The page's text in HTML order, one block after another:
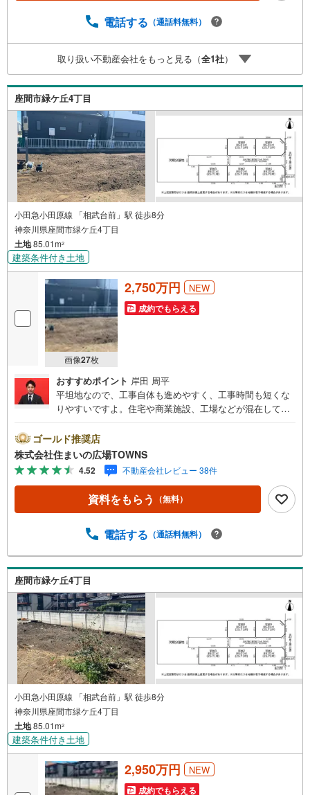
「室内・現地を見学する」ボタンよりご予約頂くとご見学
○住宅ローンのご相談○ライフプランのシミュレーション■
住まいの広場TOWNSからお客様へ経験豊富なスタッフが親
身になってお客様に合った物件をご紹介させて頂きます！ /
他社様掲載物件も併せてご紹介可能ですのでお気軽にお問
い合わせ下さい♪駐車場もございますので、お車でのお越
しも大歓迎です！
電話する （通話料無料）
取り扱い不動産会社をもっと見る（全1社）
座間市緑ケ丘4丁目
小田急小田原線 「相武台前」駅 徒歩8分
神奈川県座間市緑ケ丘4丁目
土地85.01m2
建築条件付き土地
画像27枚
2,750万円 NEW
成約でもらえる
おすすめポイント 岸田 周平
平坦地なので、工事自体も進めやすく、工事時間も短くな
りやすいですよ。住宅や商業施設、工場などが混在してい
す。コチラは売地の情報となっています。土地購入をお考
えの方は是非。住宅用地です。駅から徒歩8分圏内に立地し
ています。広さの心配がいらない土地面積85.01平米（公
簿）。【年中無休/9:00～21:00】人気物件は特にお問い合
わせが集中するため、お早めにお電話下さい。「室内・現
地を見学する」ボタンよりご予約頂くとご見学がスムーズ
ンのご相談○ライフプランのシミュレーション■住まいの広
お客様に合った物件をご紹介させて頂きます！ /他社様掲載
物件も併せてご紹介可能ですのでお気軽にお問い合わせ下
さい♪駐車場もございますので、お車でのお越しも大歓迎
です！
ゴールド推奨店
株式会社住まいの広場TOWNS
4.52 不動産会社レビュー 38件
資料をもらう （無料）
電話する （通話料無料）
座間市緑ケ丘4丁目
小田急小田原線 「相武台前」駅 徒歩8分
神奈川県座間市緑ケ丘4丁目
土地85.01m2
建築条件付き土地
2,950万円 NEW
成約でもらえる